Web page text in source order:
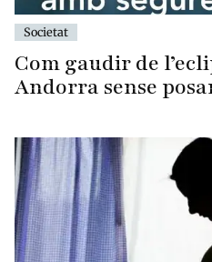
Societat
Com gaudir de
Andorra sense